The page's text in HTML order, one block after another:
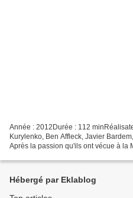
Année : 2012Durée : 112
Kurylenko, Ben Affleck, Javier
Après la passion qu'ils ont vécue à la
Hébergé par Eklablog